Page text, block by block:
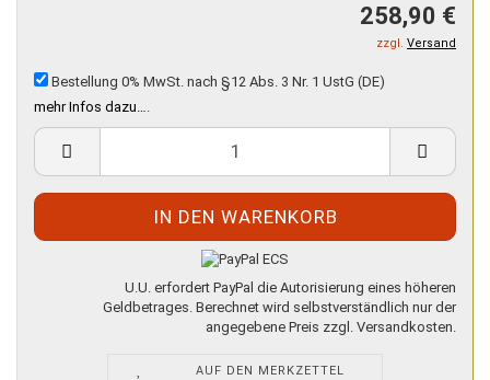
258,90 €
zzgl. Versand
Bestellung 0% MwSt. nach §12 Abs. 3 Nr. 1 UstG (DE)
mehr Infos dazu…
U.U. erfordert PayPal die Autorisierung eines höheren
Geldbetrages. Berechnet wird selbstverständlich nur der
angegebene Preis zzgl. Versandkosten.
AUF DEN MERKZETTEL